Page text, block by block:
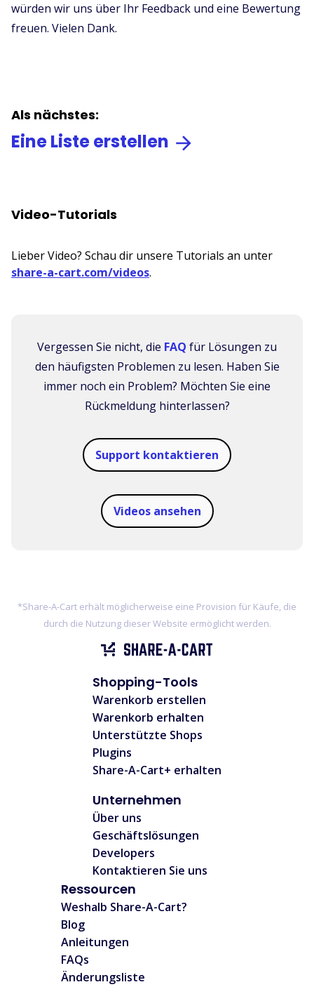
würden wir uns über Ihr Feedback und eine Bewertung
freuen. Vielen Dank.
Als nächstes:
Eine Liste erstellen
Video-Tutorials
Lieber Video? Schau dir unsere Tutorials an unter
share-a-cart.com/videos.
Vergessen Sie nicht, die FAQ für Lösungen zu
den häufigsten Problemen zu lesen. Haben Sie
immer noch ein Problem? Möchten Sie eine
Rückmeldung hinterlassen?
Support kontaktieren
Videos ansehen
*Share-A-Cart erhält möglicherweise eine Provision für Käufe, die
durch die Nutzung dieser Website ermöglicht werden.
Shopping-Tools
Warenkorb erstellen
Warenkorb erhalten
Unterstützte Shops
Plugins
Share-A-Cart+ erhalten
Unternehmen
Über uns
Geschäftslösungen
Developers
Kontaktieren Sie uns
Ressourcen
Weshalb Share-A-Cart?
Blog
Anleitungen
FAQs
Änderungsliste